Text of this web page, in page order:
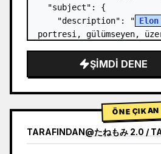
  "subject": {
    "description": "
Elon
portresi, gülümseyen,
tişört giyiyor",
"background": "sol
ŞIMDI DENE
ÖNE ÇIKAN
TARAFINDAN@たねもみ 2.0 /